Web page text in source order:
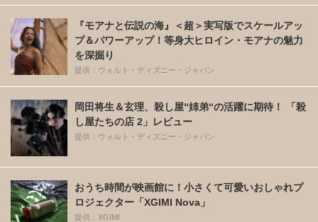
『モアナと伝説の海』＜超＞実写版でスケールアッ
プ＆パワーアップ！等身大ヒロイン・モアナの魅力
を深掘り
提供：ウォルト・ディズニー・ジャパン
岡田将生＆玄理、殺し屋“姉弟“の活躍に期待！ 「殺
し屋たちの店 2」レビュー
提供：ウォルト・ディズニー・ジャパン
おうち時間が映画館に！小さくて可愛いおしゃれプ
ロジェクター「XGIMI Nova」
提供：XGIMI